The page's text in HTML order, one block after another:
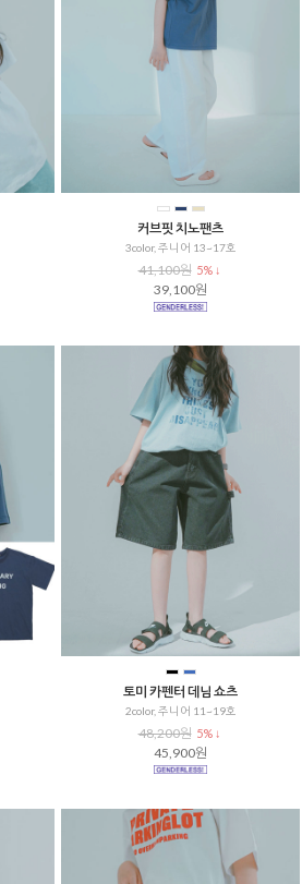
커브핏 치노팬츠
3color, 주니어 13~17호
41,100원 5% ↓
39,100원
토미 카펜터 데님 쇼츠
2color, 주니어 11~19호
48,200원 5% ↓
45,900원